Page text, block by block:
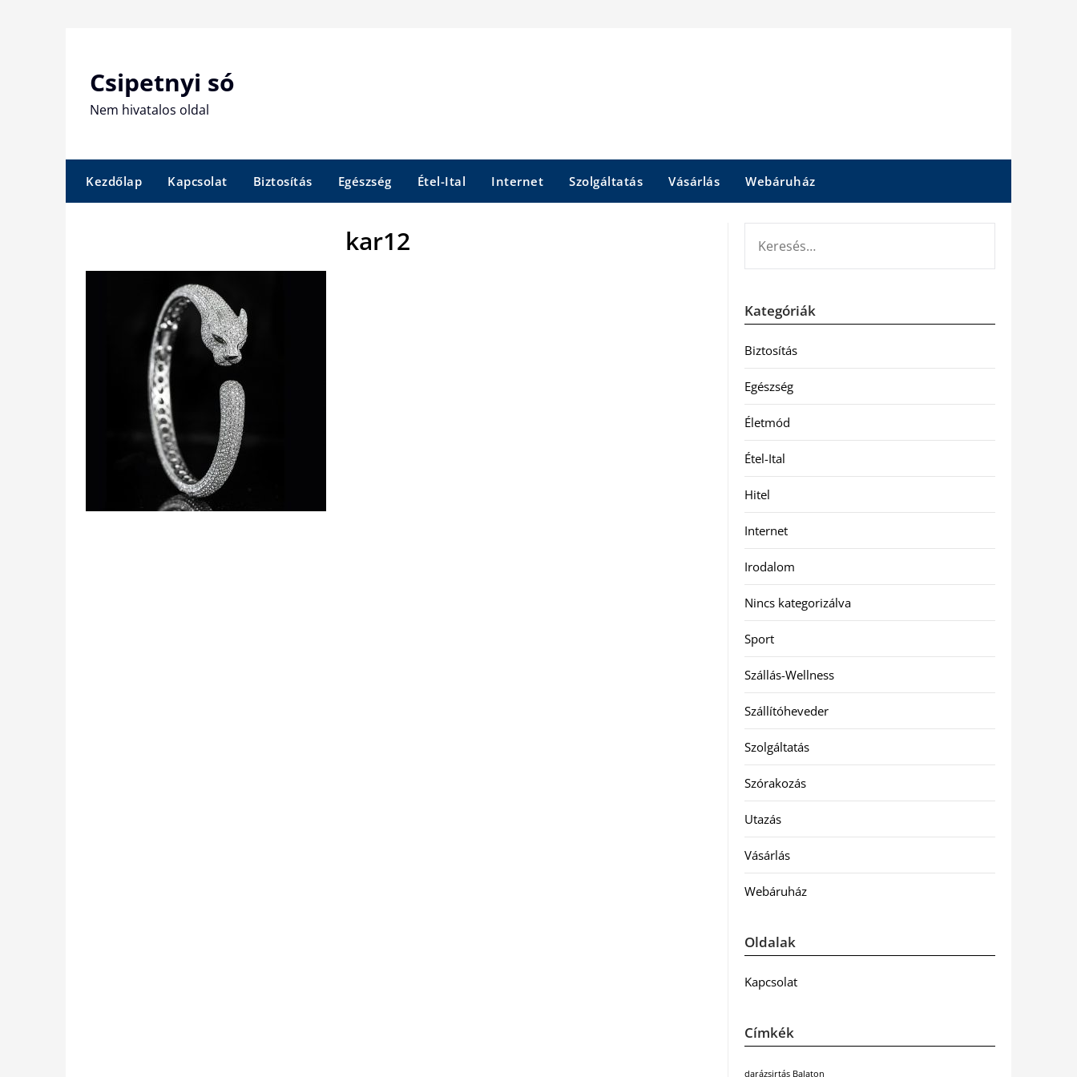
Csipetnyi só
Nem hivatalos oldal
Kezdőlap Kapcsolat Biztosítás Egészség Étel-Ital Internet Szolgáltatás Vásárlás Webáruház
kar12
Kategóriák
Biztosítás
Egészség
Életmód
Étel-Ital
Hitel
Internet
Irodalom
Nincs kategorizálva
Sport
Szállás-Wellness
Szállítóheveder
Szolgáltatás
Szórakozás
Utazás
Vásárlás
Webáruház
Oldalak
Kapcsolat
Címkék
darázsirtás Balaton